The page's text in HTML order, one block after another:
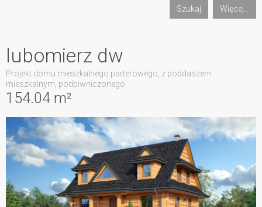
Szukaj Więcej...
154.04 m²
lubomierz dw
Projekt domu mieszkalnego parterowego, z poddaszem
mieszkalnym, podpiwniczonego.